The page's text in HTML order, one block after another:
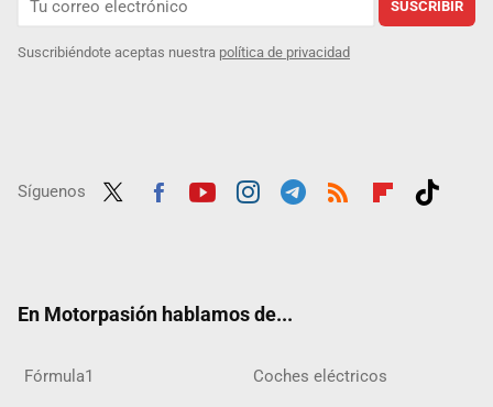
SUSCRIBIR
Suscribiéndote aceptas nuestra política de privacidad
Síguenos
En Motorpasión hablamos de...
Fórmula1 Coches eléctricos